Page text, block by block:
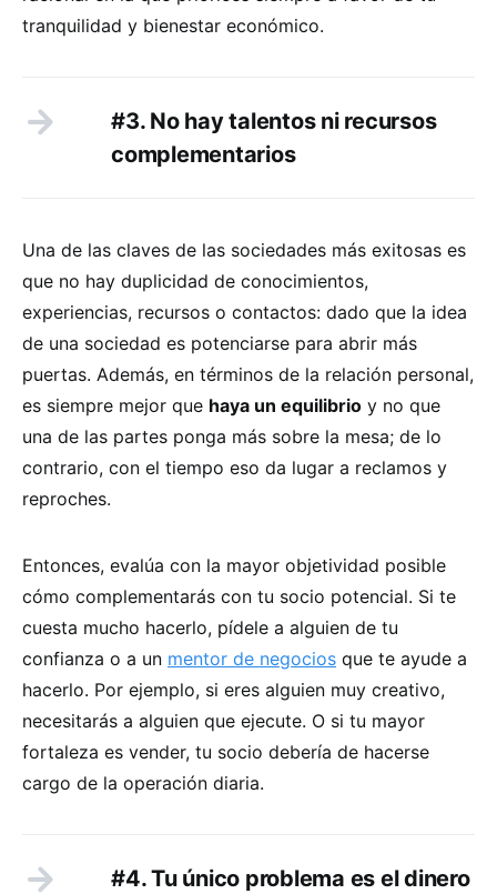
tranquilidad y bienestar económico.
#3. No hay talentos ni recursos
complementarios
Una de las claves de las sociedades más exitosas es
que no hay duplicidad de conocimientos,
experiencias, recursos o contactos: dado que la idea
de una sociedad es potenciarse para abrir más
puertas. Además, en términos de la relación personal,
es siempre mejor que haya un equilibrio y no que
una de las partes ponga más sobre la mesa; de lo
contrario, con el tiempo eso da lugar a reclamos y
reproches.
Entonces, evalúa con la mayor objetividad posible
cómo complementarás con tu socio potencial. Si te
cuesta mucho hacerlo, pídele a alguien de tu
confianza o a un mentor de negocios que te ayude a
hacerlo. Por ejemplo, si eres alguien muy creativo,
necesitarás a alguien que ejecute. O si tu mayor
fortaleza es vender, tu socio debería de hacerse
cargo de la operación diaria.
#4. Tu único problema es el dinero